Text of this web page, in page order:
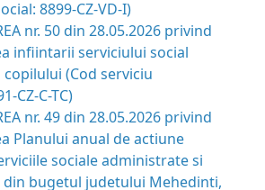
8899-CZ-VD-I)
nr. 50 din 28.05.2026 privind
infiintarii serviciului social
(Cod serviciu
CZ-C-TC)
nr. 49 din 28.05.2026 privind
Planului anual de actiune
sociale administrate si
bugetul judetului Mehedinti,